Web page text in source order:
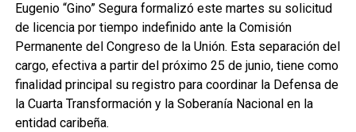
Eugenio “Gino” Segura formalizó este martes su solicitud
de licencia por tiempo indefinido ante la Comisión
Permanente del Congreso de la Unión. Esta separación del
cargo, efectiva a partir del próximo 25 de junio, tiene como
finalidad principal su registro para coordinar la Defensa de
la Cuarta Transformación y la Soberanía Nacional en la
entidad caribeña.